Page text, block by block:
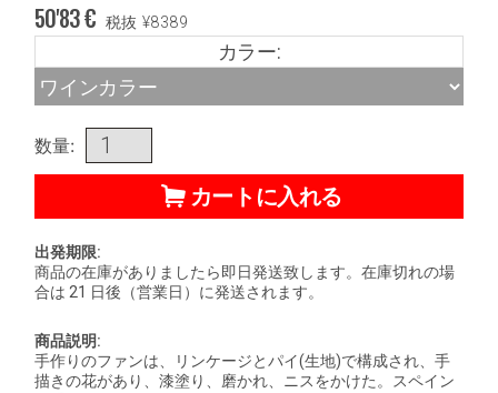
50'83€ 税抜 ¥8389
カラー:
数量:
カートに入れる
出発期限:
商品の在庫がありましたら即日発送致します。在庫切れの場
合は 21 日後（営業日）に発送されます。
商品説明:
手作りのファンは、リンケージとパイ(生地)で構成され、手
描きの花があり、漆塗り、磨かれ、ニスをかけた。スペイン